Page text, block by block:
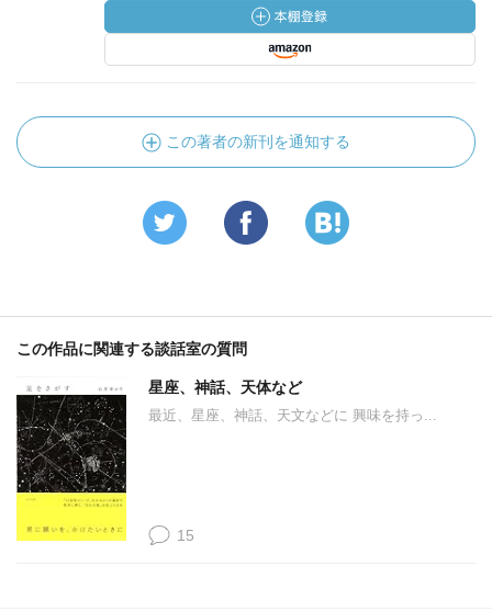
この著者の新刊を通知する
この作品に関連する談話室の質問
星座、神話、天体など
最近、星座、神話、天文などに 興味を持っ...
15